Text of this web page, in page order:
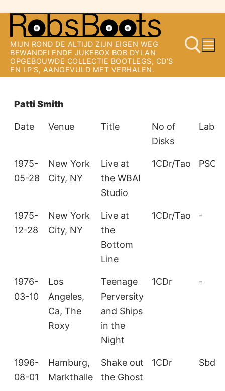
naar
de
inhoud
MIJN ROND DE ALTIJD ZIJN EIGEN WEG
BEWANDELENDE JUKEBOX BOB DYLAN
OPGEBOUWDE COLLECTIE BOOTLEGS, CD'S
EN LP'S, AANGEVULD MET VERHALEN.
Patti Smith
Date Venue Title
No of
Disks
1975-
05-28
New York
City, NY
Live at
the WBAI
Studio
1CDr/Tao PSCD
1975-
12-28
New York
City, NY
Live at
the
Bottom
Line
1CDr/Tao -
1976-
03-10
Los
Angeles,
Ca, The
Roxy
Teenage
Perversity
and Ships
in the
Night
1CDr -
1996-
08-01
Hamburg,
Markthalle
Shake out
the Ghost
1CDr Sbd